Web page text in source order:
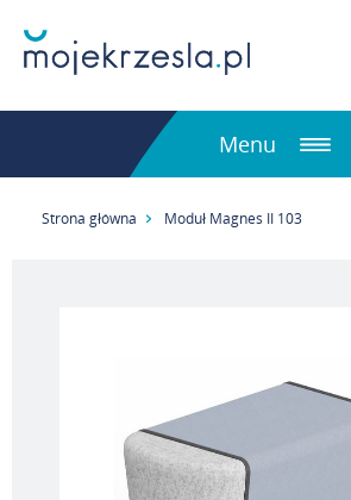
Menu
Strona główna Moduł Magnes II 103